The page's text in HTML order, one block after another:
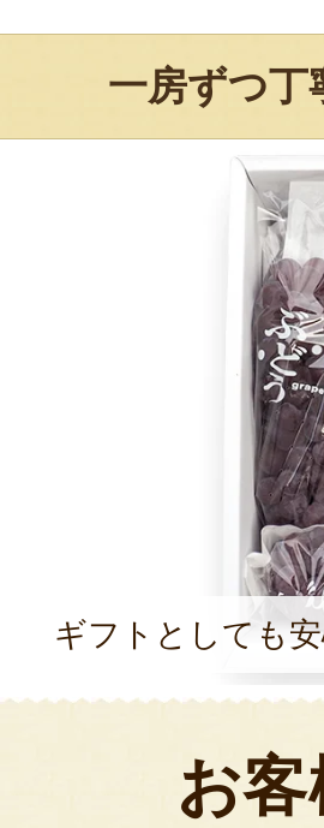
一房ずつ丁
ギフトとしても
お